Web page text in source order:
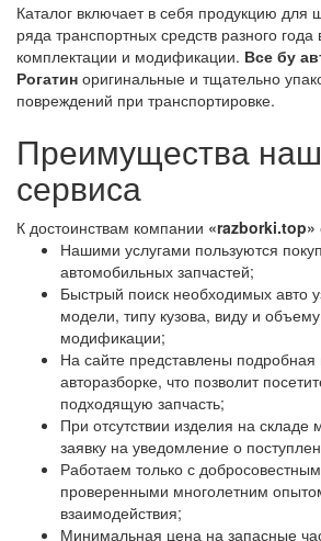
Каталог включает в себя продукцию для
ряда транспортных средств разного года
комплектации и модификации. Все бу
Рогатин оригинальные и тщательно
повреждений при транспортировке.
Преимущества
сервиса
К достоинствам компании «razborki.top»
Нашими услугами пользуются
автомобильных запчастей;
Быстрый поиск необходимых авто
модели, типу кузова, виду и
модификации;
На сайте представлены
авторазборке, что позволит
подходящую запчасть;
При отсутствии изделия на складе
заявку на уведомление о
Работаем только с
проверенными многолетним
взаимодействия;
Минимальная цена на запасные